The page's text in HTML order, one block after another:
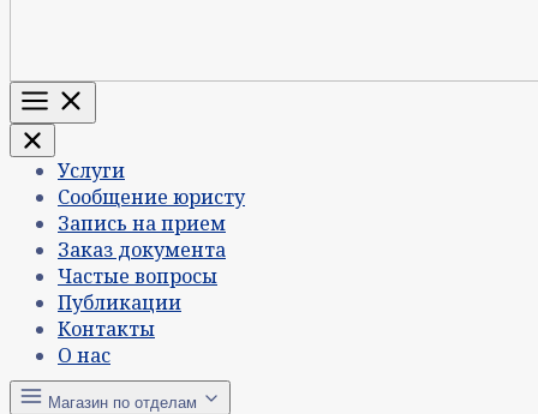
Меню
Услуги
Сообщение юристу
Запись на прием
Заказ документа
Частые вопросы
Публикации
Контакты
О нас
Магазин по отделам